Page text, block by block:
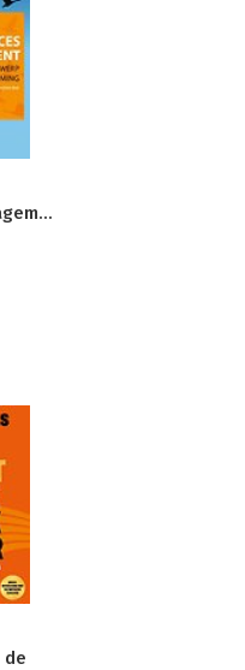
Procesmanagement
de